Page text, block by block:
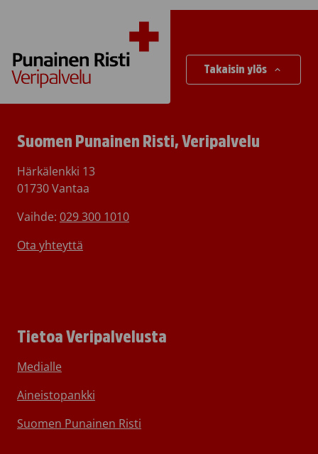
Takaisin ylös
Suomen Punainen Risti, Veripalvelu
Härkälenkki 13
01730 Vantaa
Vaihde: 029 300 1010
Ota yhteyttä
Tietoa Veripalvelusta
Medialle
Aineistopankki
Suomen Punainen Risti